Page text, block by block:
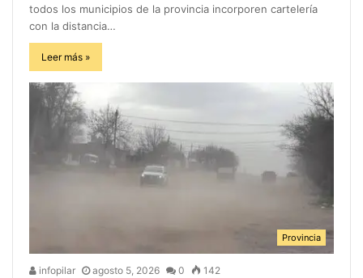
todos los municipios de la provincia incorporen cartelería
con la distancia…
Leer más »
Provincia
infopilar agosto 5, 2026 0 142